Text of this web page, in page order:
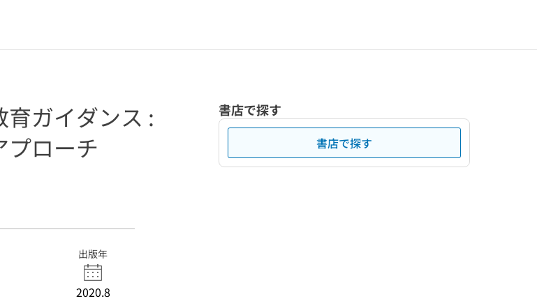
ガイダンス :
プローチ
出版年
2020.8
書店で探す
書店で探す